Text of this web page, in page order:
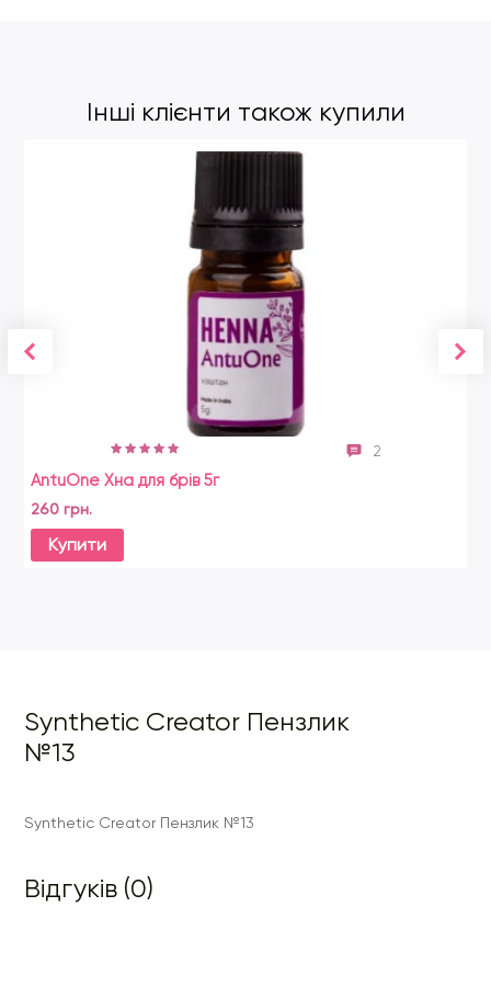
Інші клієнти також купили
2
AntuOne Хна для брів 5г
260 грн.
Купити
Synthetic Creator Пензлик
№13
Synthetic Creator Пензлик №13
Відгуків (0)